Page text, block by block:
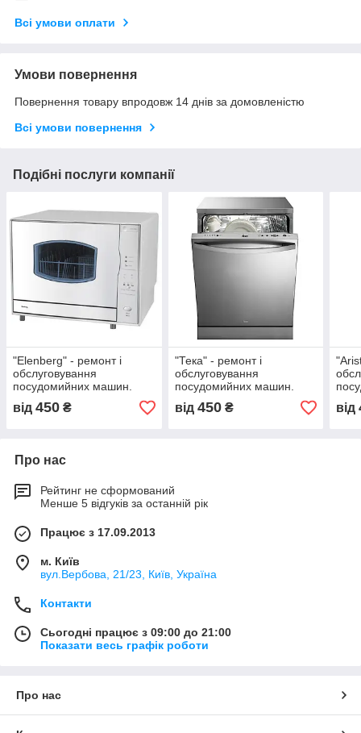
Всі умови оплати
Умови повернення
Повернення товару впродовж 14 днів за домовленістю
Всі умови повернення
Подібні послуги компанії
"Elenberg" - ремонт і
обслуговування
посудомийних машин.
від 450 ₴
"Тека" - ремонт і
обслуговування
посудомийних машин.
від 450₴ від
Про нас
Рейтинг не сформований
Менше 5 відгуків за останній рік
Працює з 17.09.2013
м. Київ
вул.Вербова, 21/23, Київ, Україна
Контакти
Сьогодні працює з 09:00 до 21:00
Показати весь графік роботи
Про нас